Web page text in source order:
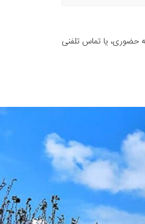
حضوری، یا تماس تلفنی